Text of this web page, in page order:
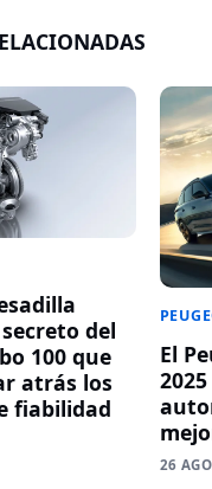
secreto del
100 que
atrás los
fiabilidad
El
26